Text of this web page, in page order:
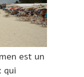
est un
qui